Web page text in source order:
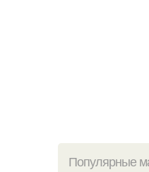
Популярные